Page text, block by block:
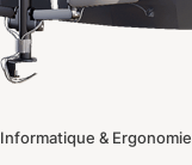
Informatique & Ergonomie